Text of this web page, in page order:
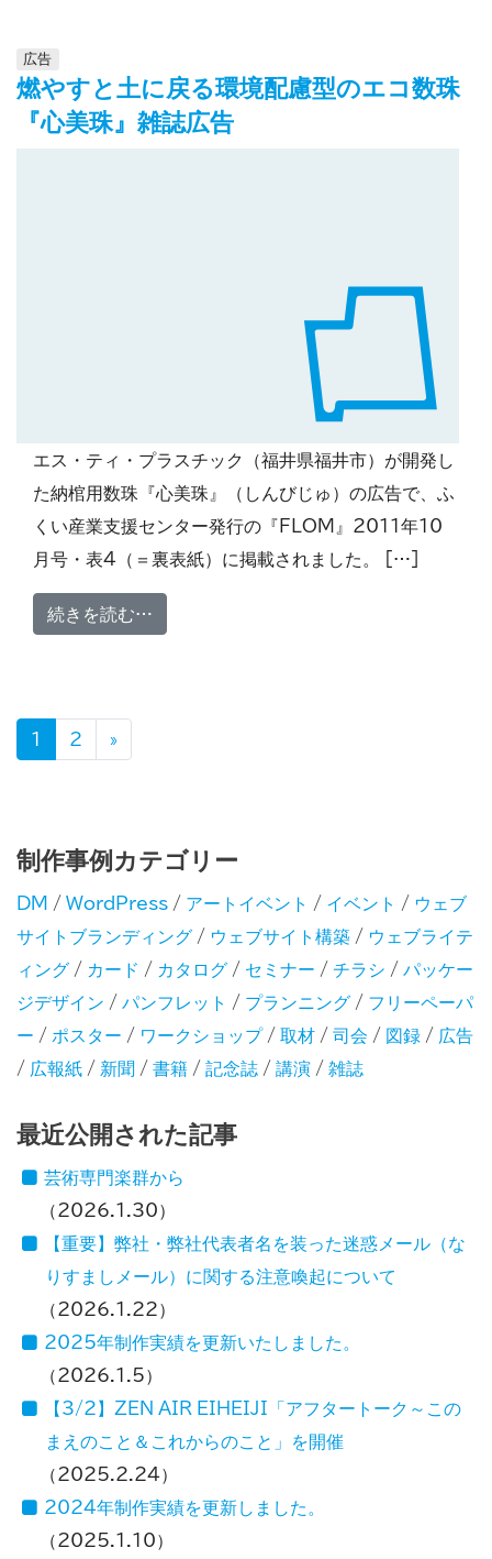
広告
燃やすと土に戻る環境配慮型のエコ数珠
『心美珠』雑誌広告
エス・ティ・プラスチック（福井県福井市）が開発し
た納棺用数珠『心美珠』（しんびじゅ）の広告で、ふ
くい産業支援センター発行の『FLOM』2011年10
月号・表4（＝裏表紙）に掲載されました。 […]
続きを読む…
投稿ナビゲーション
1 2 »
制作事例カテゴリー
DM / WordPress / アートイベント / イベント / ウェブ
サイトブランディング / ウェブサイト構築 / ウェブライテ
ィング / カード / カタログ / セミナー / チラシ / パッケー
ジデザイン / パンフレット / プランニング / フリーペーパ
ー / ポスター / ワークショップ/ 取材 / 司会 / 図録 / 広告
/ 広報紙 / 新聞 / 書籍 / 記念誌 / 講演 / 雑誌
最近公開された記事
芸術専門楽群から
2026.1.30
【重要】弊社・弊社代表者名を装った迷惑メール（な
りすましメール）に関する注意喚起について
2026.1.22
2025年制作実績を更新いたしました。
2026.1.5
【3/2】ZEN AIR EIHEIJI「アフタートーク～この
まえのこと＆これからのこと」を開催
2025.2.24
2024年制作実績を更新しました。
2025.1.10